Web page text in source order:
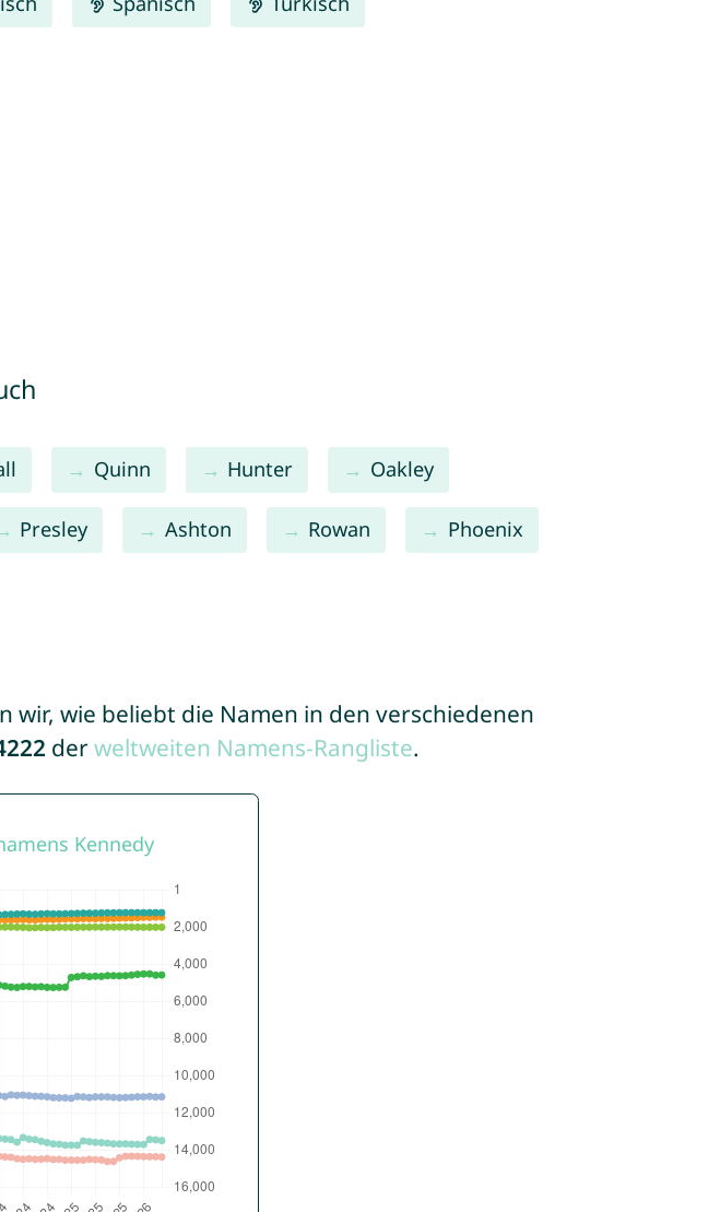
Quinn Hunter Oakley
Presley Ashton Rowan Phoenix
wir, wie beliebt die Namen in den verschiedenen
derweltweiten Namens-Rangliste.